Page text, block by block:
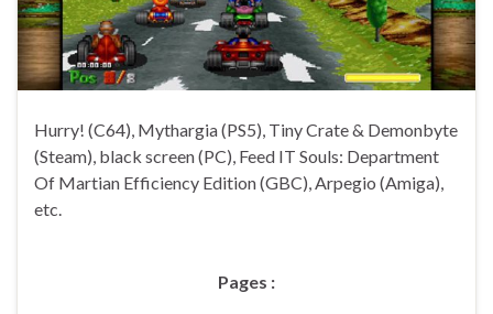
Hurry! (C64), Mythargia (PS5), Tiny Crate & Demonbyte
(Steam), black screen (PC), Feed IT Souls: Department
Of Martian Efficiency Edition (GBC), Arpegio (Amiga),
etc.
Pages :